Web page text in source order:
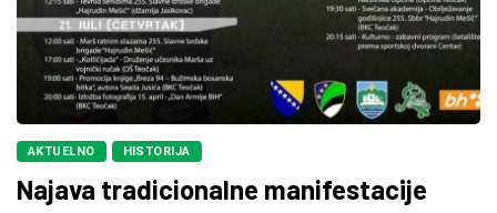
AKTUELNO HISTORIJA
Najava tradicionalne manifestacije